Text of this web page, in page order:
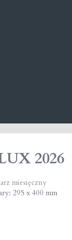
2026
miesięczny
295 x 400 mm